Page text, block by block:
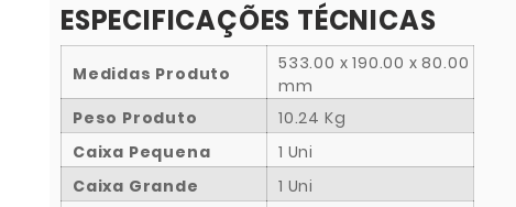
ESPECIFICAÇÕES TÉCNICAS
Medidas Produto
533.00 x 190.00 x 80.00
mm
Peso Produto
10.24 Kg
Caixa Pequena
1 Uni
Caixa Grande
1 Uni